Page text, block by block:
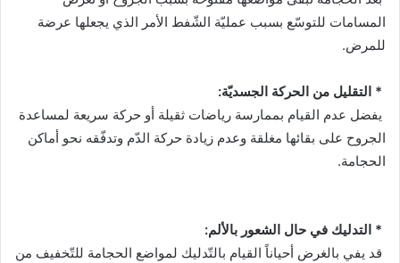
المسامات للتوسّع بسبب عمليّة الشّفط الأمر الذي يجعلها عرضة
للمرض.
* التقليل من الحركة الجسديّة:
يفضل عدم القيام بممارسة رياضات ثقيلة أو حركة سريعة لمساعدة
الجروح على بقائها مغلقة وعدم زيادة حركة الدّم وتدفّقه نحو أماكن
الحجامة.
* التدليك في حال الشعور بالألم:
قد يفي بالغرض أحياناً القيام بالتّدليك لمواضع الحجامة للتّخفيف من